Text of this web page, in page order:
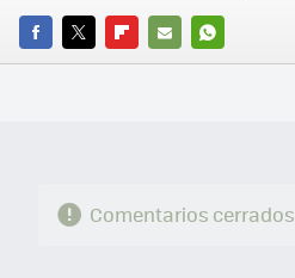
FACEBOOK
TWITTERFLIPBOARD
E-
WHATSAPP
Comentarios cerrados